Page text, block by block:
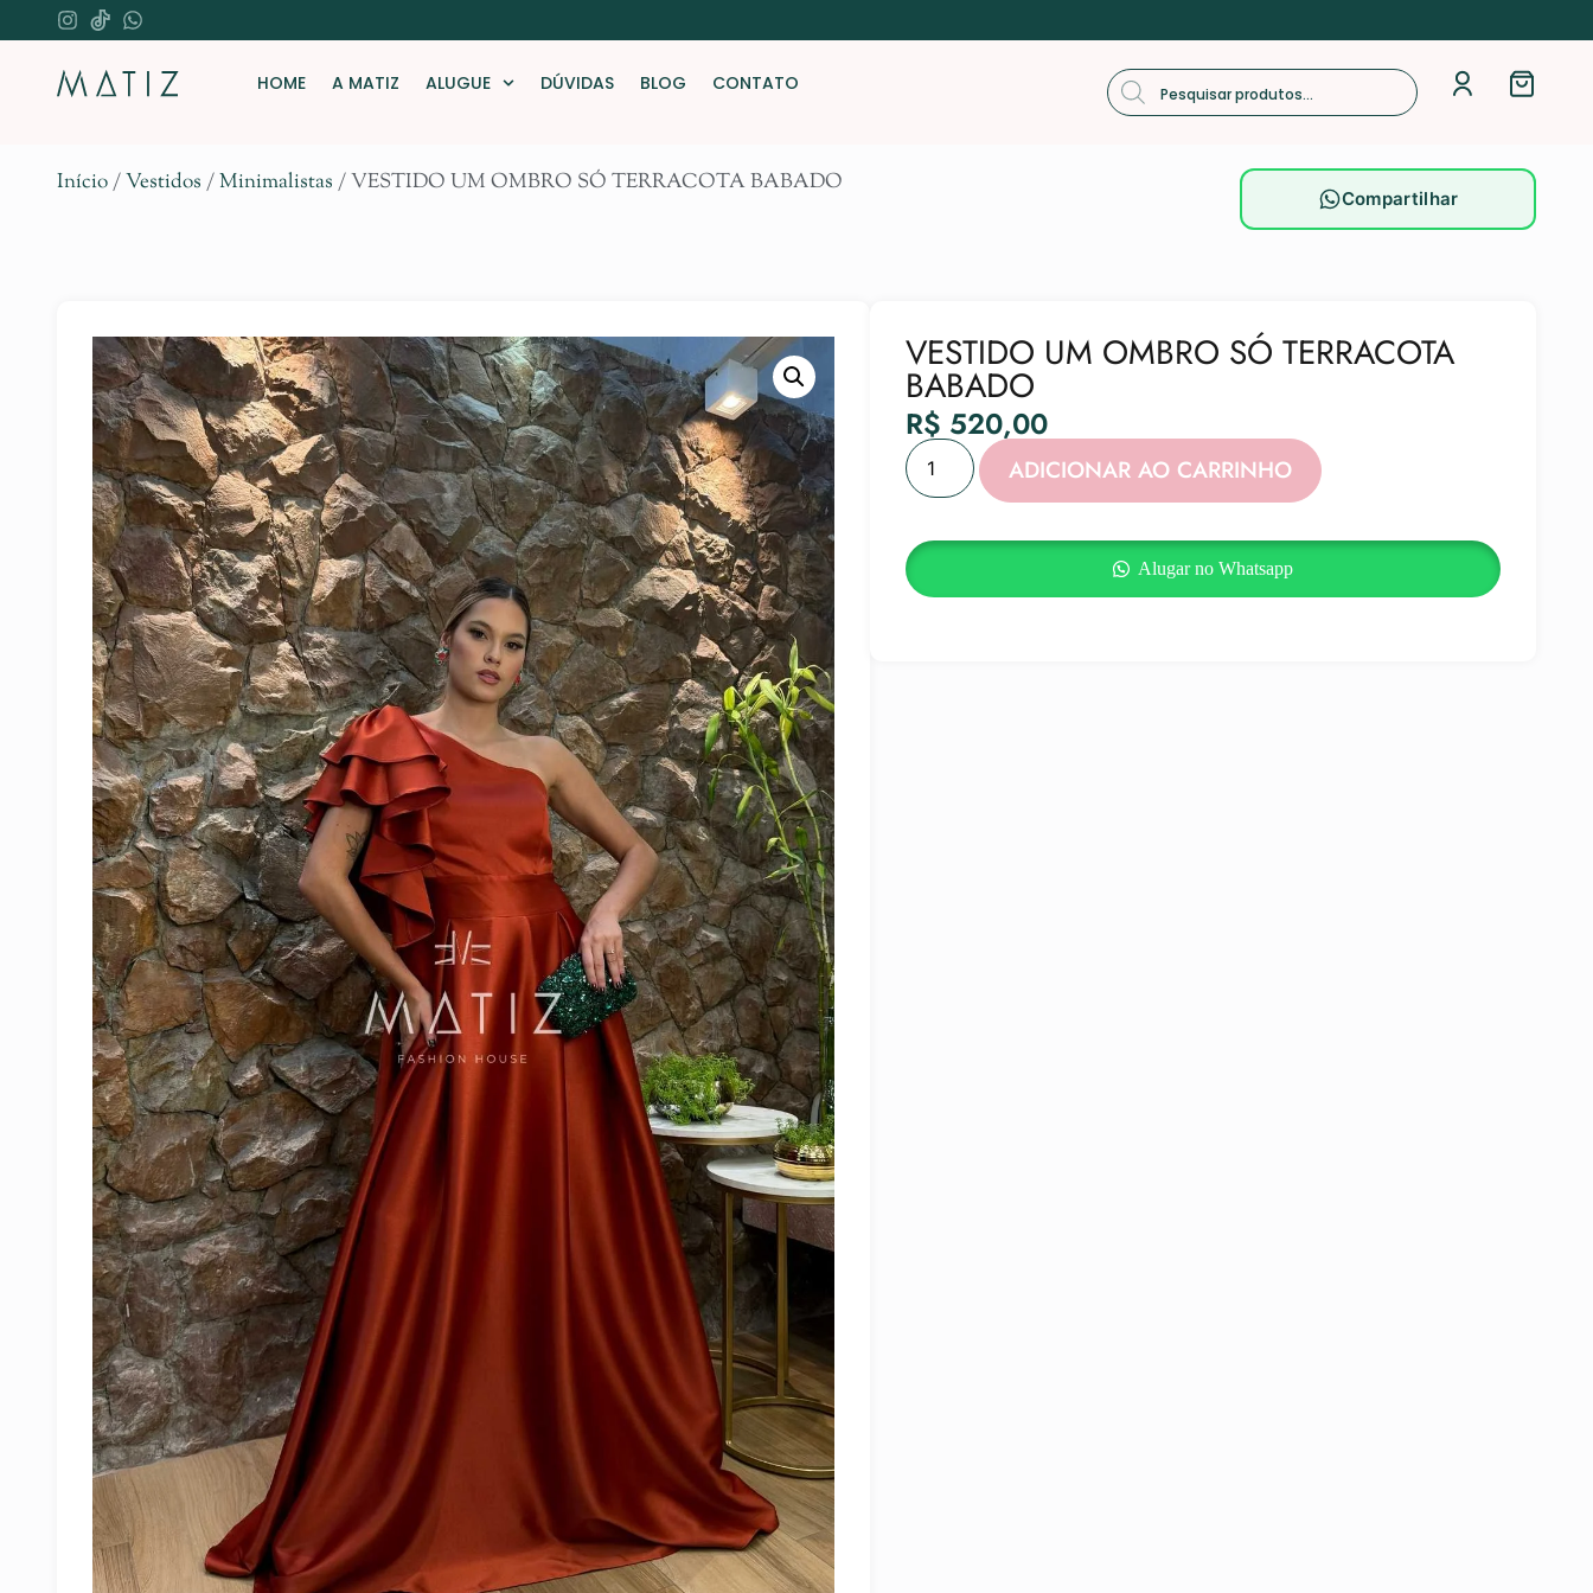
HOME A MATIZ ALUGUE DÚVIDAS BLOG CONTATO
Início/Vestidos /Minimalistas / VESTIDO UM OMBRO SÓ TERRACOTA BABADO
Compartilhar
VESTIDO UM OMBRO SÓ TERRACOTA
BABADO
R$ 520,00
ADICIONAR AO CARRINHO
Alugar no Whatsapp